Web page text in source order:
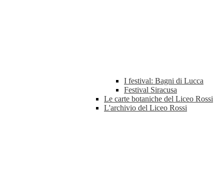
I festival: Bagni di Lucca
Festival Siracusa
Le carte botaniche del Liceo Rossi
L'archivio del Liceo Rossi